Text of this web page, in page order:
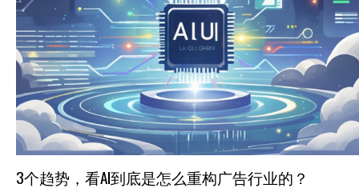
3个趋势，看AI到底是怎么重构广告行业的？